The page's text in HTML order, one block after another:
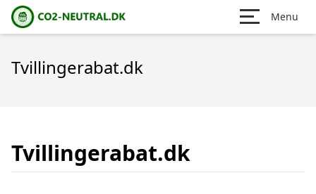
Menu
Tvillingerabat.dk
Tvillingerabat.dk